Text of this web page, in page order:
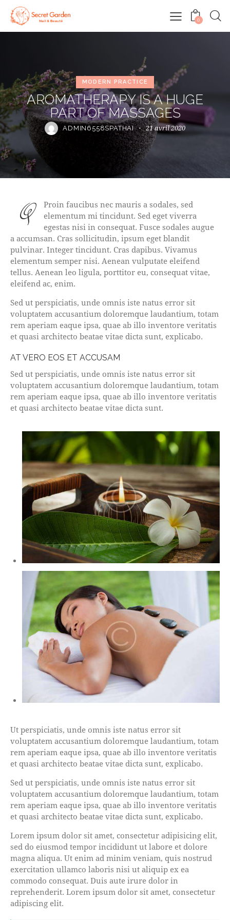
0
MODERN PRACTICE
AROMATHERAPY IS A HUGE
PART OF MASSAGES
ADMIN6558SPATHAI 21 avril 2020
Q
Proin faucibus nec mauris a sodales, sed
elementum mi tincidunt. Sed eget viverra
egestas nisi in consequat. Fusce sodales augue
a accumsan. Cras sollicitudin, ipsum eget blandit
pulvinar. Integer tincidunt. Cras dapibus. Vivamus
elementum semper nisi. Aenean vulputate eleifend
tellus. Aenean leo ligula, porttitor eu, consequat vitae,
eleifend ac, enim.
Sed ut perspiciatis, unde omnis iste natus error sit
voluptatem accusantium doloremque laudantium, totam
rem aperiam eaque ipsa, quae ab illo inventore veritatis
et quasi architecto beatae vitae dicta sunt, explicabo.
AT VERO EOS ET ACCUSAM
Sed ut perspiciatis, unde omnis iste natus error sit
voluptatem accusantium doloremque laudantium, totam
rem aperiam eaque ipsa, quae ab illo inventore veritatis
et quasi architecto beatae vitae dicta sunt.
Ut perspiciatis, unde omnis iste natus error sit
voluptatem accusantium doloremque laudantium, totam
rem aperiam eaque ipsa, quae ab illo inventore veritatis
et quasi architecto beatae vitae dicta sunt, explicabo.
Sed ut perspiciatis, unde omnis iste natus error sit
voluptatem accusantium doloremque laudantium, totam
rem aperiam eaque ipsa, quae ab illo inventore veritatis
et quasi architecto beatae vitae dicta sunt, explicabo.
Lorem ipsum dolor sit amet, consectetur adipisicing elit,
sed do eiusmod tempor incididunt ut labore et dolore
magna aliqua. Ut enim ad minim veniam, quis nostrud
exercitation ullamco laboris nisi ut aliquip ex ea
commodo consequat. Duis aute irure dolor in
reprehenderit. Lorem ipsum dolor sit amet, consectetur
adipiscing elit.